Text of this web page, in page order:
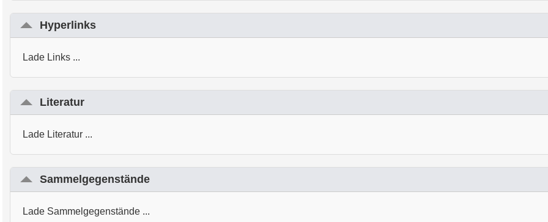
Hyperlinks
Lade Links ...
Literatur
Lade Literatur ...
Sammelgegenstände
Lade Sammelgegenstände ...